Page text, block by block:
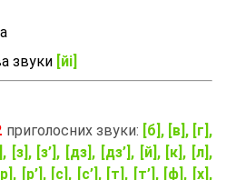
звуки [йі]
приголосних звуки: [б], [в], [г],
[з’], [дз], [дз’], [й], [к], [л],
[р’], [с], [с’], [т], [т’], [ф], [х],